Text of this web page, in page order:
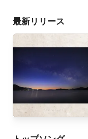
最新リリース